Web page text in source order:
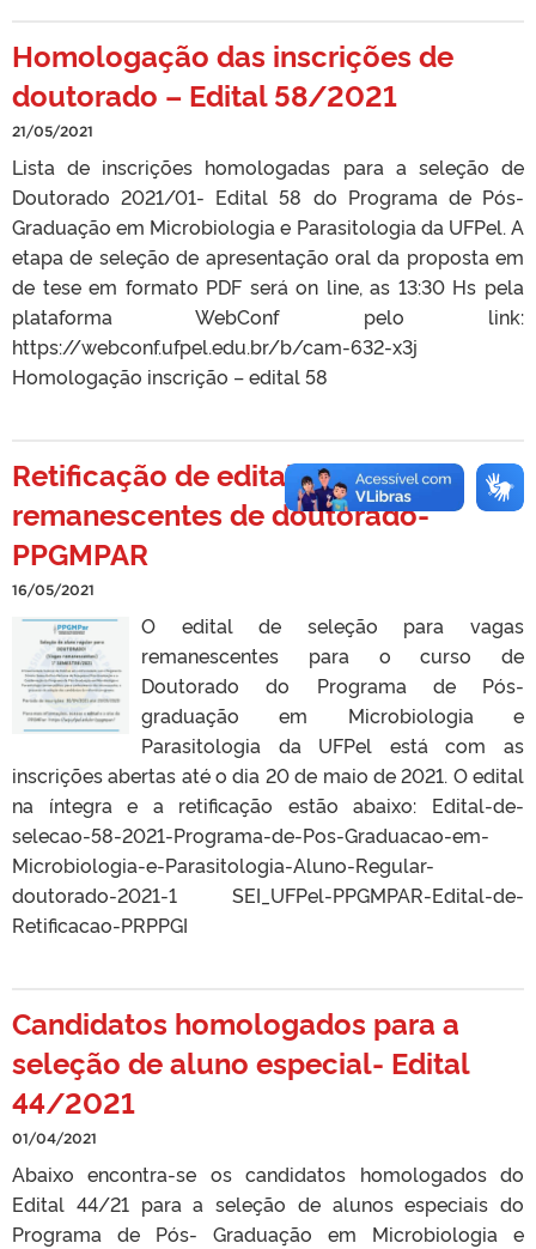
Homologação das inscrições de
doutorado – Edital 58/2021
21/05/2021
Lista de inscrições homologadas para a seleção de
Doutorado 2021/01- Edital 58 do Programa de Pós-
Graduação em Microbiologia e Parasitologia da UFPel. A
etapa de seleção de apresentação oral da proposta em
de tese em formato PDF será on line, as 13:30 Hs pela
plataforma WebConf pelo link:
https://webconf.ufpel.edu.br/b/cam-632-x3j
Homologação inscrição – edital 58
Retificação de edital para vagas
remanescentes de doutorado-
PPGMPAR
16/05/2021
O edital de seleção para vagas
remanescentes para o curso de
Doutorado do Programa de Pós-
graduação em Microbiologia e
Parasitologia da UFPel está com as
inscrições abertas até o dia 20 de maio de 2021. O edital
na íntegra e a retificação estão abaixo: Edital-de-
selecao-58-2021-Programa-de-Pos-Graduacao-em-
Microbiologia-e-Parasitologia-Aluno-Regular-
doutorado-2021-1 SEI_UFPel-PPGMPAR-Edital-de-
Retificacao-PRPPGI
Candidatos homologados para a
seleção de aluno especial- Edital
44/2021
01/04/2021
Abaixo encontra-se os candidatos homologados do
Edital 44/21 para a seleção de alunos especiais do
Programa de Pós- Graduação em Microbiologia e